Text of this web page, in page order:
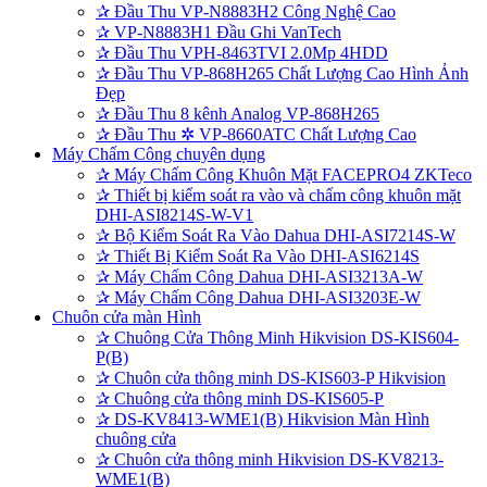
✰ Đầu Thu VP-N8883H2 Công Nghệ Cao
✰ VP-N8883H1 Đầu Ghi VanTech
✰ Đầu Thu VPH-8463TVI 2.0Mp 4HDD
✰ Đầu Thu VP-868H265 Chất Lượng Cao Hình Ảnh
Đẹp
✰ Đầu Thu 8 kênh Analog VP-868H265
✰ Đầu Thu ✲ VP-8660ATC Chất Lượng Cao
Máy Chấm Công chuyên dụng
✰ Máy Chấm Công Khuôn Mặt FACEPRO4 ZKTeco
✰ Thiết bị kiểm soát ra vào và chấm công khuôn mặt
DHI-ASI8214S-W-V1
✰ Bộ Kiểm Soát Ra Vào Dahua DHI-ASI7214S-W
✰ Thiết Bị Kiểm Soát Ra Vào DHI-ASI6214S
✰ Máy Chấm Công Dahua DHI-ASI3213A-W
✰ Máy Chấm Công Dahua DHI-ASI3203E-W
Chuôn cửa màn Hình
✰ Chuông Cửa Thông Minh Hikvision DS-KIS604-
P(B)
✰ Chuôn cửa thông minh DS-KIS603-P Hikvision
✰ Chuông cửa thông minh DS-KIS605-P
✰ DS-KV8413-WME1(B) Hikvision Màn Hình
chuông cửa
✰ Chuôn cửa thông minh Hikvision DS-KV8213-
WME1(B)